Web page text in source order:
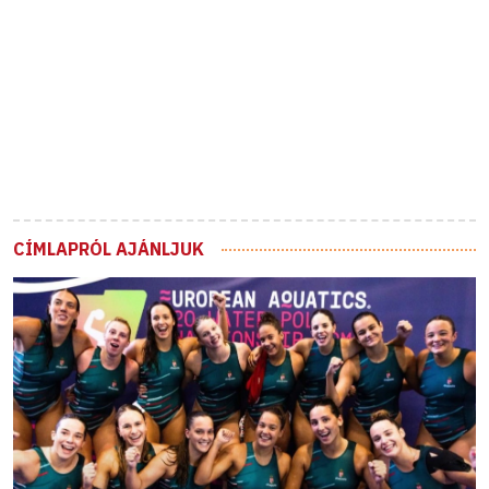
CÍMLAPRÓL AJÁNLJUK